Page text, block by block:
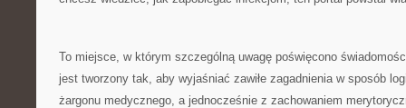
To miejsce, w którym szczególną uwagę poświęcono
jest tworzony tak, aby wyjaśniać zawiłe zagadnienia w sposób
żargonu medycznego, a jednocześnie z zachowaniem